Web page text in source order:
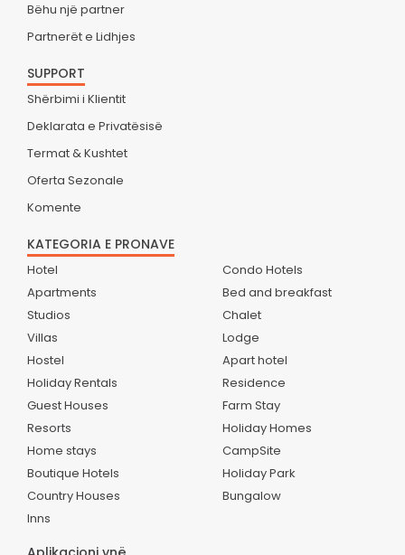
Bëhu një partner
Partnerët e Lidhjes
SUPPORT
Shërbimi i Klientit
Deklarata e Privatësisë
Termat & Kushtet
Oferta Sezonale
Komente
KATEGORIA E PRONAVE
Hotel
Apartments
Studios
Villas
Hostel
Holiday Rentals
Guest Houses
Resorts
Home stays
Boutique Hotels
Country Houses
Inns
Condo Hotels
Bed and breakfast
Chalet
Lodge
Apart hotel
Residence
Farm Stay
Holiday Homes
CampSite
Holiday Park
Bungalow